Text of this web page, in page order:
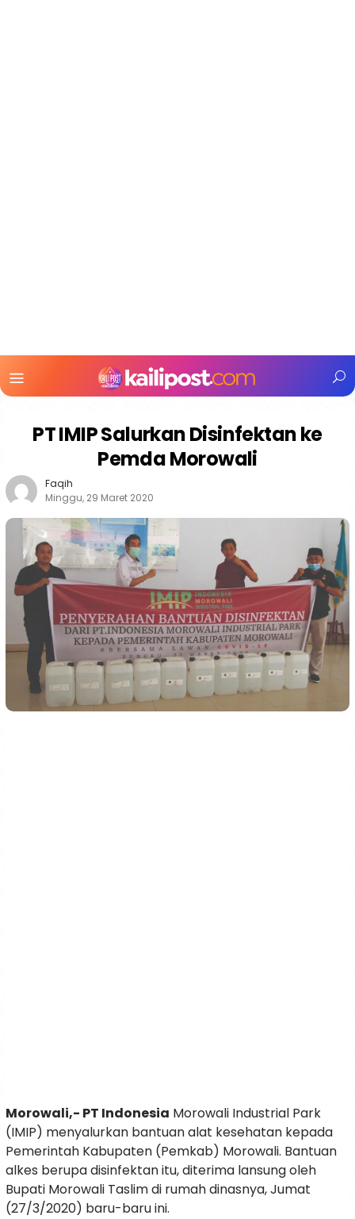
Mobile
PT IMIP Salurkan Disinfektan ke
Pemda Morowali
Faqih
Minggu, 29 Maret 2020
Morowali,- PT Indonesia Morowali Industrial Park
(IMIP) menyalurkan bantuan alat kesehatan kepada
Pemerintah Kabupaten (Pemkab) Morowali. Bantuan
alkes berupa disinfektan itu, diterima lansung oleh
Bupati Morowali Taslim di rumah dinasnya, Jumat
(27/3/2020) baru-baru ini.